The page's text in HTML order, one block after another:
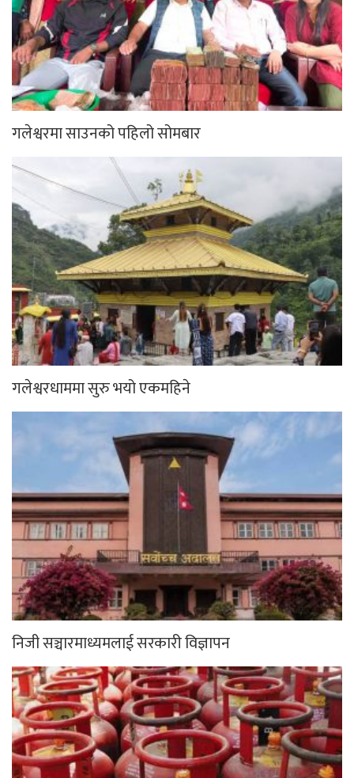
गलेश्वरमा साउनको पहिलो सोमबार
गलेश्वरधाममा सुरु भयो एकमहिने
निजी सञ्चारमाध्यमलाई सरकारी विज्ञापन